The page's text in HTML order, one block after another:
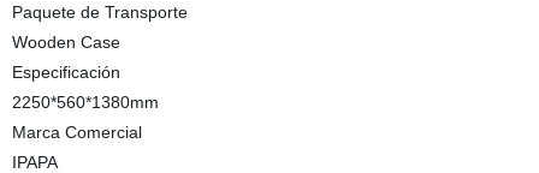
Paquete de Transporte
Wooden Case
Especificación
2250*560*1380mm
Marca Comercial
IPAPA